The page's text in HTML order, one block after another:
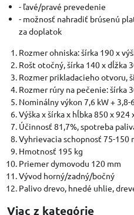
- ľavé/pravé prevedenie
- možnosť nahradiť brúsenú
za doplatok
Rozmer ohniska: šírka 190 x
Rošt otočný, šírka 140 x dĺžka
Rozmer prikladacieho otvoru,
Rozmer rúry na pečenie: šírka
Nominálny výkon 7,6 kW + 3,8-
Výška x šírka x hĺbka 850 x 924
Účinnosť 81,7%, spotreba
Vyhrievacia schopnosť 75-150
Hmotnosť 195 kg
Priemer dymovodu 120 mm
Vývod horný/zadný/bočný
Palivo drevo, hnedé uhlie,
Viac z kategórie